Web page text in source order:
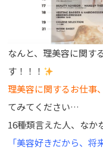
なんと、理美容に関す
す！！！
理美容に関するお仕事
てみてください…
16種類言えた人、なか
「美容好きだから、